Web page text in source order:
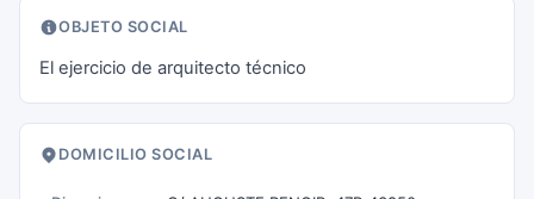
OBJETO SOCIAL
El ejercicio de arquitecto técnico
DOMICILIO SOCIAL